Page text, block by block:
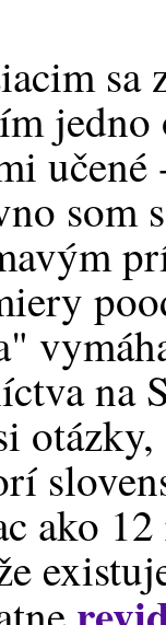
sa
jedno
učené
som
na
ako